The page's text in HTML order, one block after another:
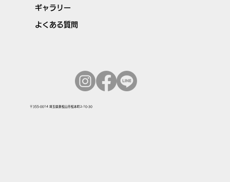
〒355-0014 埼玉県東松山市松本町2-10-30
ギャラリー
よくある質問